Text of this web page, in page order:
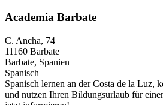
Academia Barbate
C. Ancha, 74
11160 Barbate
Barbate, Spanien
Spanisch
Spanisch lernen an der Costa de la Luz,
und nutzen Ihren Bildungsurlaub für